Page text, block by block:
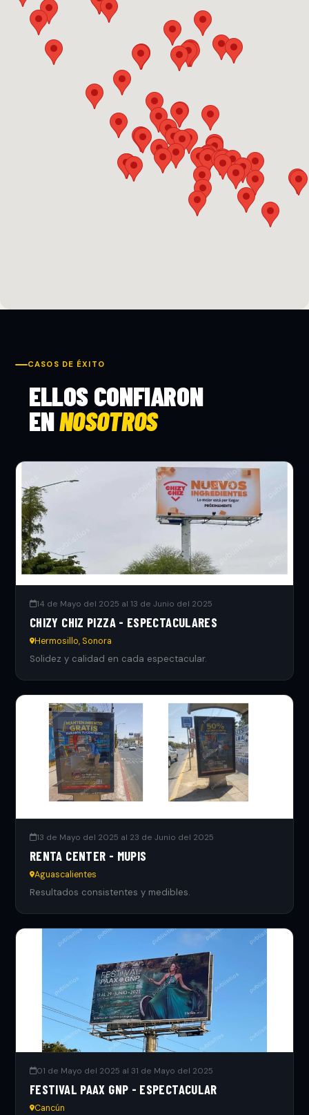
CASOS DE ÉXITO
ELLOS CONFIARON
ENNOSOTROS
14 de Mayo del 2025 al 13 de Junio del 2025
CHIZY CHIZ PIZZA - ESPECTACULARES
Hermosillo, Sonora
Solidez y calidad en cada espectacular.
13 de Mayo del 2025 al 23 de Junio del 2025
RENTA CENTER - MUPIS
Aguascalientes
Resultados consistentes y medibles.
01 de Mayo del 2025 al 31 de Mayo del 2025
FESTIVAL PAAX GNP - ESPECTACULAR
Cancún